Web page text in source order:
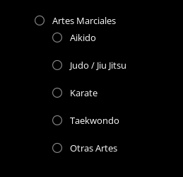
Artes Marciales
Aikido
Judo / Jiu Jitsu
Karate
Taekwondo
Otras Artes